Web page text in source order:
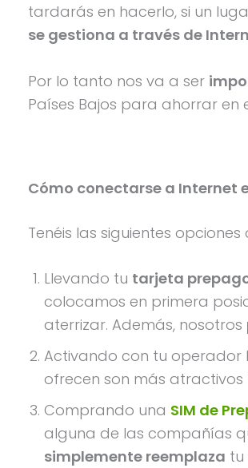
tardarás en hacerlo, si un
se gestiona a través de
Por lo tanto nos va a ser
Países Bajos para ahorrar en
Cómo conectarse a Internet
Tenéis las siguientes
Llevando tu tarjeta
colocamos en primera
aterrizar. Además, nosotros
Activando con tu operador
ofrecen son más
Comprando una SIM de
alguna de las compañías
simplemente reemplaza tu